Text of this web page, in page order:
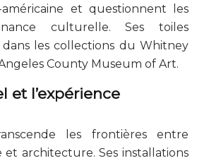
américaine et questionnent les
culturelle. Ses toiles
les collections du Whitney
County Museum of Art.
et l’expérience
les frontières entre
architecture. Ses installations